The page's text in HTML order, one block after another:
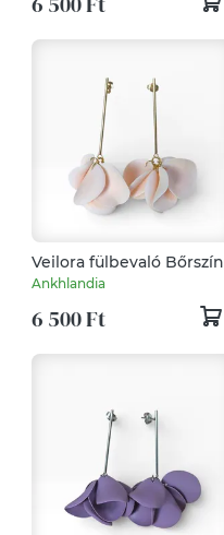
Veilora fülbevaló Bőrszín
Ankhlandia
6 500 Ft